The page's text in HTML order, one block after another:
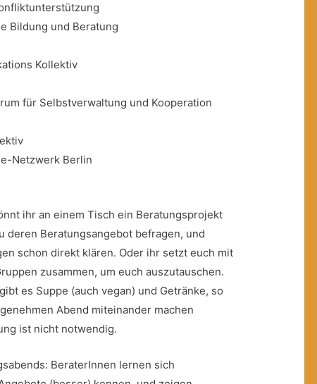
Bildung und Beratung
Kollektiv
für Selbstverwaltung und Kooperation
Netzwerk Berlin
ihr an einem Tisch ein Beratungsprojekt
deren Beratungsangebot befragen, und
schon direkt klären. Oder ihr setzt euch mit
zusammen, um euch auszutauschen.
es Suppe (auch vegan) und Getränke, so
Abend miteinander machen
ist nicht notwendig.
BeraterInnen lernen sich